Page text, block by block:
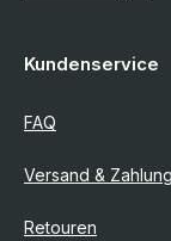
Kundenservice
FAQ
Versand & Zahlung
Retouren